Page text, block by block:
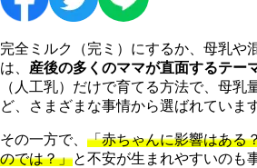
完全ミルク（完ミ）にするか、母乳や
は、 産後の多くのママが直面するテー
（人工乳）だけで育てる方法で、母乳
ど、さまざまな事情から選ばれています
その一方で、 「赤ちゃんに影響はある
のでは？」と不安が生まれやすいのも